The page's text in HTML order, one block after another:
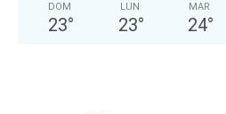
DOM
23°
LUN
23°
MAR
24°